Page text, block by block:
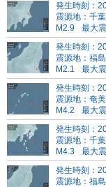
発生時刻：
震源地：千
M2.9
最大
発生時刻：
震源地：福
M2.1
最大
発生時刻：
震源地：奄
M4.2
最大
発生時刻：
震源地：千
M4.3
最大
発生時刻：
震源地：福